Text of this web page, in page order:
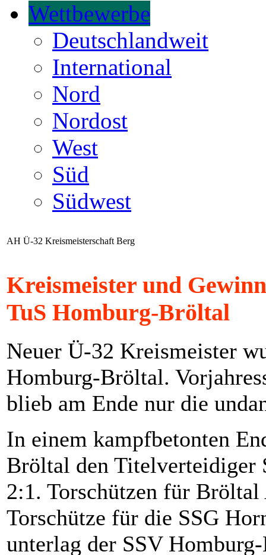
Wettbewerbe
Deutschlandweit
International
Nord
Nordost
West
Süd
Südwest
AH Ü-32 Kreismeisterschaft Berg
Kreismeister und
TuS Homburg-Bröltal
Neuer Ü-32 Kreismeister
Homburg-Bröltal.
blieb am Ende nur die
In einem kampfbetonten
Bröltal den Titelverteidiger
2:1. Torschützen für
Torschütze für die SSG
unterlag der SSV